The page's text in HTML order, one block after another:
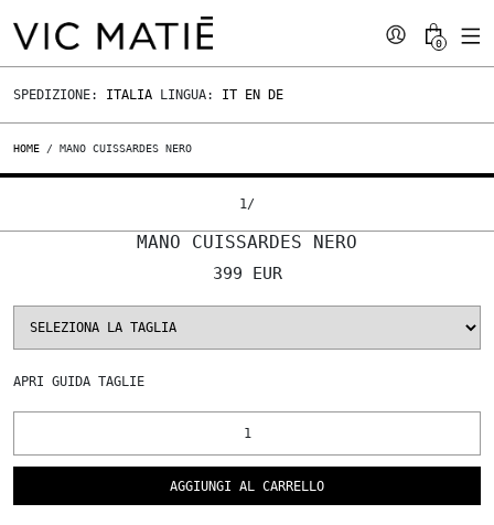
0
SPEDIZIONE: ITALIA LINGUA: IT EN DE
HOME / MANO CUISSARDES NERO
MANO CUISSARDES NERO
399 EUR
APRI GUIDA TAGLIE
AGGIUNGI AL CARRELLO
1/